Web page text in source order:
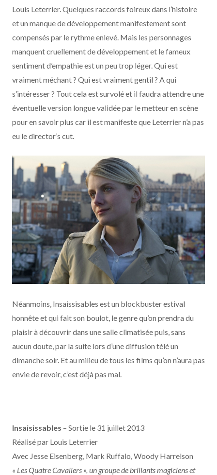
Louis Leterrier. Quelques raccords foireux dans l’histoire
et un manque de développement manifestement sont
compensés par le rythme enlevé. Mais les personnages
manquent cruellement de développement et le fameux
sentiment d’empathie est un peu trop léger. Qui est
vraiment méchant ? Qui est vraiment gentil ? A qui
s’intéresser ? Tout cela est survolé et il faudra attendre une
éventuelle version longue validée par le metteur en scène
pour en savoir plus car il est manifeste que Leterrier n’a pas
eu le director’s cut.
Néanmoins, Insaissisables est un blockbuster estival
honnête et qui fait son boulot, le genre qu’on prendra du
plaisir à découvrir dans une salle climatisée puis, sans
aucun doute, par la suite lors d’une diffusion télé un
dimanche soir. Et au milieu de tous les films qu’on n’aura pas
envie de revoir, c’est déjà pas mal.
Insaisissables – Sortie le 31 juillet 2013
Réalisé par Louis Leterrier
Avec Jesse Eisenberg, Mark Ruffalo, Woody Harrelson
« Les Quatre Cavaliers », un groupe de brillants magiciens et